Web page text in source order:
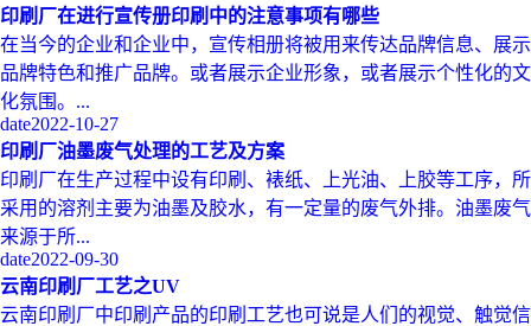
印刷厂在进行宣传册印刷中的注意事项有哪些
在当今的企业和企业中，宣传相册将被用来传达品牌信息、展示
品牌特色和推广品牌。或者展示企业形象，或者展示个性化的文
化氛围。...
date2022-10-27
印刷厂油墨废气处理的工艺及方案
印刷厂在生产过程中设有印刷、裱纸、上光油、上胶等工序，所
采用的溶剂主要为油墨及胶水，有一定量的废气外排。油墨废气
来源于所...
date2022-09-30
云南印刷厂工艺之UV
云南印刷厂中印刷产品的印刷工艺也可说是人们的视觉、触觉信